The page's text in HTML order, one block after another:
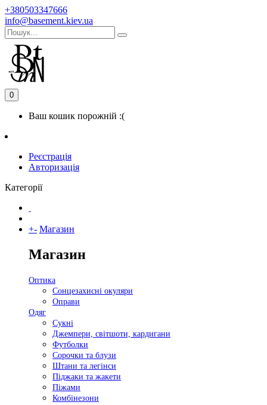
+380503347666
info@basement.kiev.ua
0
Ваш кошик порожній :(
Реєстрація
Авторизація
Категорії
+- Магазин
Магазин
Оптика
Сонцезахисні окуляри
Оправи
Одяг
Сукні
Джемпери, світшоти, кардигани
Футболки
Сорочки та блузи
Штани та легінси
Піджаки та жакети
Піжами
Комбінезони